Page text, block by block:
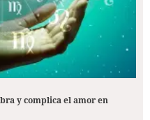
y complica el amor en